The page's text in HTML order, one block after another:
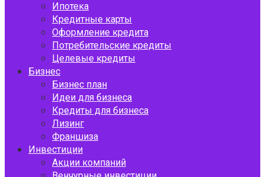
Ипотека
Кредитные карты
Оформление кредита
Потребительские кредиты
Целевые кредиты
Бизнес
Бизнес план
Идеи для бизнеса
Кредиты для бизнеса
Лизинг
Франшиза
Инвестиции
Акции компаний